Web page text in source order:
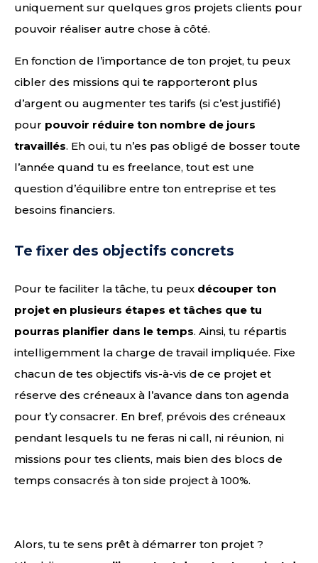
uniquement sur quelques gros projets clients pour
pouvoir réaliser autre chose à côté.
En fonction de l’importance de ton projet, tu peux
cibler des missions qui te rapporteront plus
d’argent ou augmenter tes tarifs (si c’est justifié)
pour pouvoir réduire ton nombre de jours
travaillés. Eh oui, tu n’es pas obligé de bosser toute
l’année quand tu es freelance, tout est une
question d’équilibre entre ton entreprise et tes
besoins financiers.
Te fixer des objectifs concrets
Pour te faciliter la tâche, tu peux découper ton
projet en plusieurs étapes et tâches que tu
pourras planifier dans le temps. Ainsi, tu répartis
intelligemment la charge de travail impliquée. Fixe
chacun de tes objectifs vis-à-vis de ce projet et
réserve des créneaux à l’avance dans ton agenda
pour t’y consacrer. En bref, prévois des créneaux
pendant lesquels tu ne feras ni call, ni réunion, ni
missions pour tes clients, mais bien des blocs de
temps consacrés à ton side project à 100%.
Alors, tu te sens prêt à démarrer ton projet ?